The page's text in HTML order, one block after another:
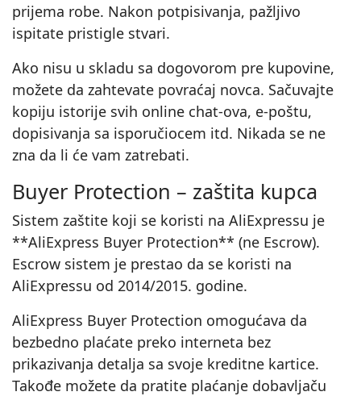
prijema robe. Nakon potpisivanja, pažljivo
ispitate pristigle stvari.
Ako nisu u skladu sa dogovorom pre kupovine,
možete da zahtevate povraćaj novca. Sačuvajte
kopiju istorije svih online chat‑ova, e‑poštu,
dopisivanja sa isporučiocem itd. Nikada se ne
zna da li će vam zatrebati.
Buyer Protection – zaštita kupca
Sistem zaštite koji se koristi na AliExpressu je
**AliExpress Buyer Protection** (ne Escrow).
Escrow sistem je prestao da se koristi na
AliExpressu od 2014/2015. godine.
AliExpress Buyer Protection omogućava da
bezbedno plaćate preko interneta bez
prikazivanja detalja sa svoje kreditne kartice.
Takođe možete da pratite plaćanje dobavljaču